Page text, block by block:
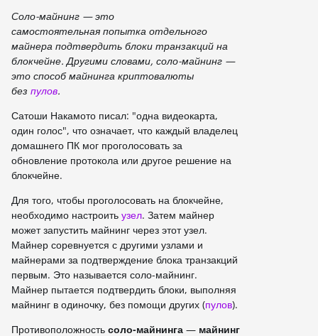
Соло-майнинг — это
самостоятельная попытка отдельного
майнера подтвердить блоки транзакций на
блокчейне. Другими словами, соло-майнинг —
это способ майнинга криптовалюты
без пулов.
Сатоши Накамото писал: "одна видеокарта,
один голос", что означает, что каждый владелец
домашнего ПК мог проголосовать за
обновление протокола или другое решение на
блокчейне.
Для того, чтобы проголосовать на блокчейне,
необходимо настроить узел. Затем майнер
может запустить майнинг через этот узел.
Майнер соревнуется с другими узлами и
майнерами за подтверждение блока транзакций
первым. Это называется соло-майнинг.
Майнер пытается подтвердить блоки, выполняя
майнинг в одиночку, без помощи других (пулов).
Противоположность соло-майнинга — майнинг